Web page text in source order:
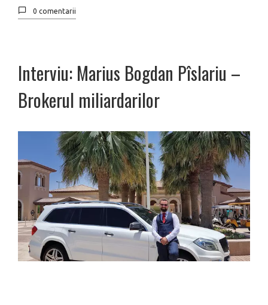
0 comentarii
Interviu: Marius Bogdan Pîslariu –
Brokerul miliardarilor